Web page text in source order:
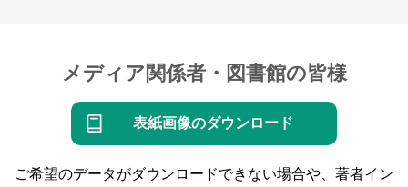
メディア関係者・図書館の皆様
表紙画像のダウンロード
ご希望のデータがダウンロードできない場合や、著者イン